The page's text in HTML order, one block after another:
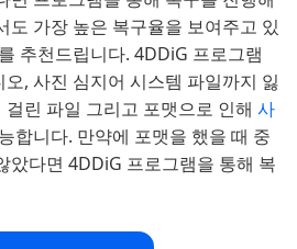
도 가장 높은 복구율을 보여주고 있
추천드립니다. 4DDiG 프로그램
오, 사진 심지어 시스템 파일까지 잃
린 파일 그리고 포맷으로 인해 사
합니다. 만약에 포맷을 했을 때 중
았다면 4DDiG 프로그램을 통해 복